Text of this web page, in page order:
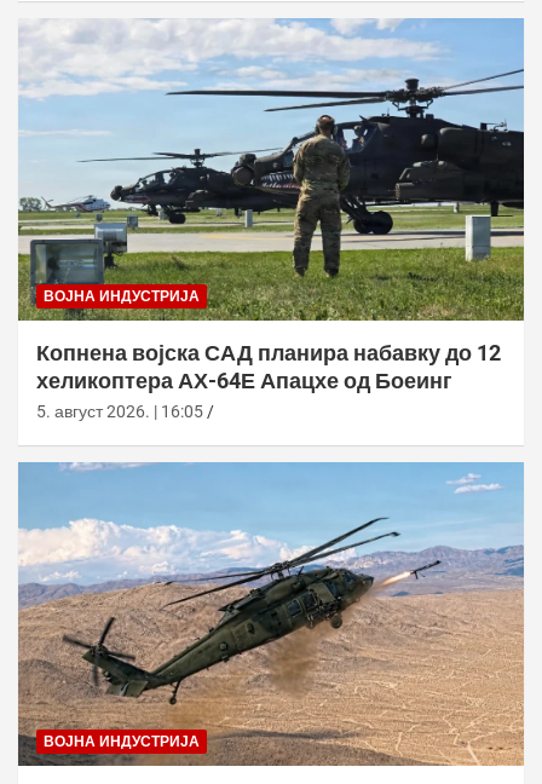
ВОЈНА ИНДУСТРИЈА
Копнена војска САД планира набавку до 12
хеликоптера АХ-64Е Апацхе од Боеинг
5. август 2026. | 16:05
ВОЈНА ИНДУСТРИЈА